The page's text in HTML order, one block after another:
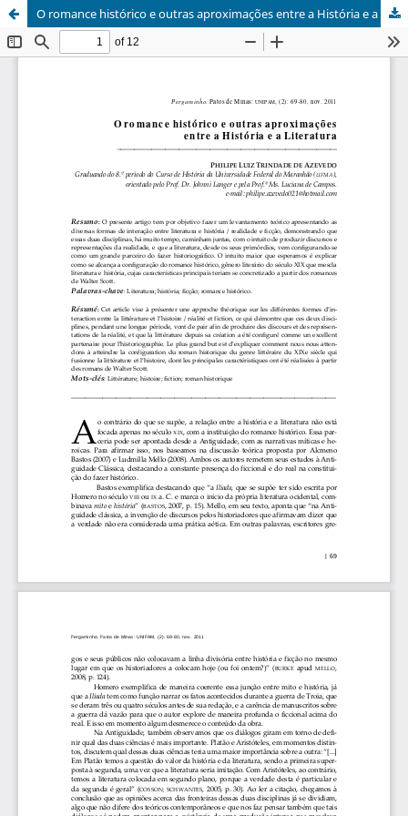
O romance histórico e outras aproximações entre a História e a Literatura